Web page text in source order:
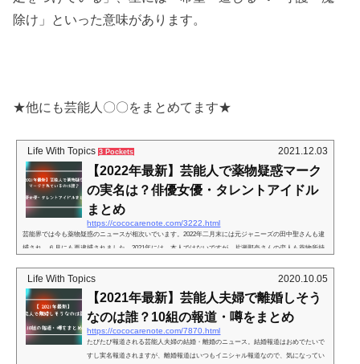
除け」といった意味があります。
★他にも芸能人〇〇をまとめてます★
Life With Topics 3 Pockets 2021.12.03
【2022年最新】芸能人で薬物疑惑マーク
の実名は？俳優女優・タレントアイドル
まとめ
https://cococarenote.com/3222.html
芸能界では今も薬物疑惑のニュースが相次いでいます。2022年二月末には元ジャニーズの田中聖さんも逮
捕され、６月にも再逮捕されました。2021年には、本人ではないですが、片瀬那奈さんの恋人も薬物所持
道）、そして2019年には、ピエール瀧さん、田口淳之介さん、沢尻エリカさんと薬物による逮捕も相次い
でいますよね。逮捕されている人は氷山の一角で、薬物疑惑の芸能人は「元アイドルグループ所属の女性
タレントＸ」「女優X」「女優Z...
Life With Topics 2020.10.05
【2021年最新】芸能人夫婦で離婚しそう
なのは誰？10組の報道・噂をまとめ
https://cococarenote.com/7870.html
たびたび報道される芸能人夫婦の結婚・離婚のニュース。結婚報道はおめでたいで
すし実名報道されますが、離婚報道はいつもイニシャル報道なので、気になってい